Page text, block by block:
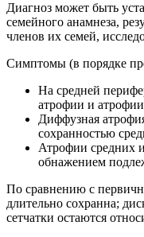
Диагноз может быть
семейного анамнеза,
членов их семей,
Симптомы (в порядке
На средней
атрофии и
Диффузная
сохранностью
Атрофии средних
обнажением
По сравнению с
длительно сохранна;
сетчатки остаются